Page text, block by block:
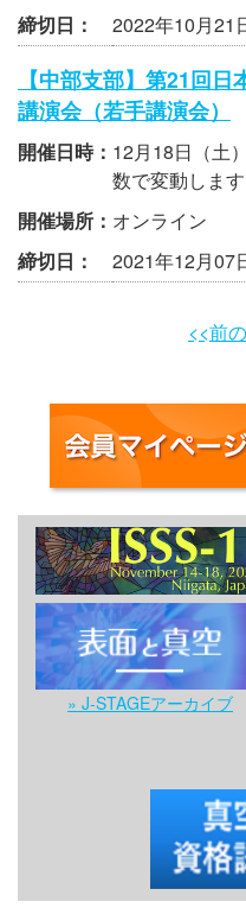
締切日：
2022年10月21
【中部支部】第21回
講演会（若手講演会）
開催日時： 12月18日（土
数で変動します
開催場所： オンライン
締切日：
2021年12月07
<<前
» J-STAGEアーカイブ